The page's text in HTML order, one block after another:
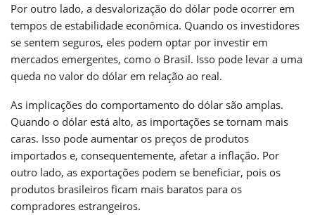
Por outro lado, a desvalorização do dólar pode ocorrer em
tempos de estabilidade econômica. Quando os investidores
se sentem seguros, eles podem optar por investir em
mercados emergentes, como o Brasil. Isso pode levar a uma
queda no valor do dólar em relação ao real.
As implicações do comportamento do dólar são amplas.
Quando o dólar está alto, as importações se tornam mais
caras. Isso pode aumentar os preços de produtos
importados e, consequentemente, afetar a inflação. Por
outro lado, as exportações podem se beneficiar, pois os
produtos brasileiros ficam mais baratos para os
compradores estrangeiros.